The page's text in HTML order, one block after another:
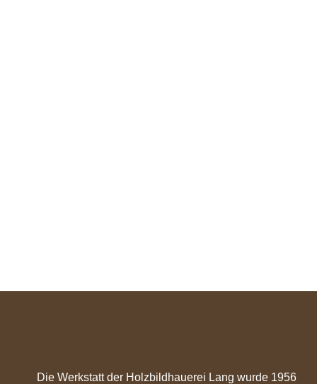
Die Werkstatt der Holzbildhauerei Lang wurde 1956